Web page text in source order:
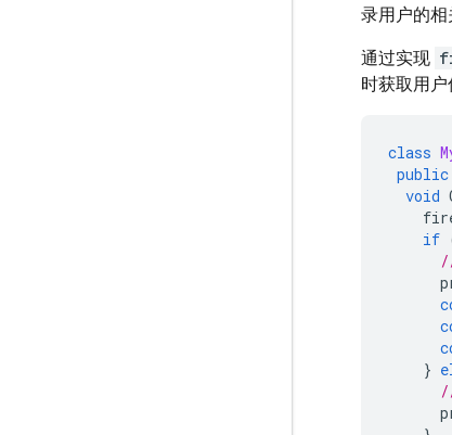
录用户的相
通过实现
时获取用户
class
public
void
if
}